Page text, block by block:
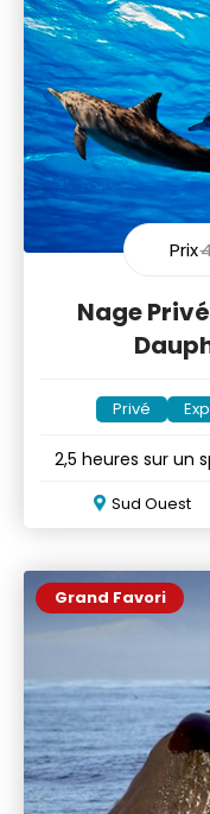
Prix
Nage
Privé
2,5 heures sur un
Sud Ouest
Grand Favori